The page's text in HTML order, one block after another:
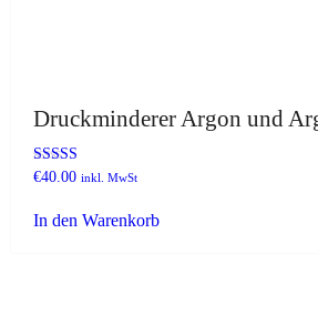
Druckminderer Argon und
Bewertet
von 5
€40.00 inkl. MwSt
In den Warenkorb